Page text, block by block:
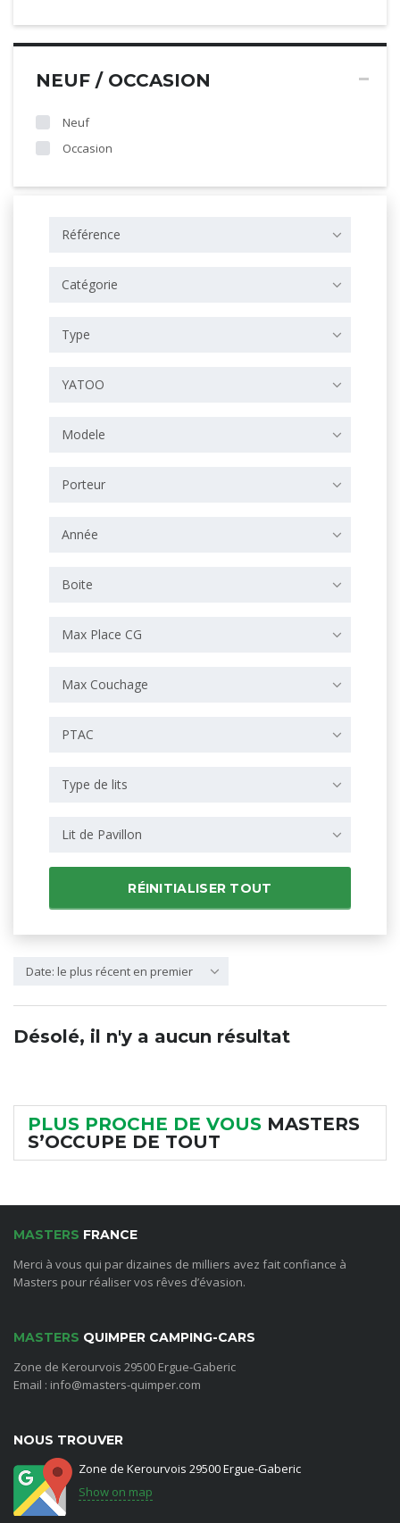
NEUF / OCCASION
Neuf
Occasion
Référence
Catégorie
Type
YATOO
Modele
Porteur
Année
Boite
Max Place CG
Max Couchage
PTAC
Type de lits
Lit de Pavillon
RÉINITIALISER TOUT
Date: le plus récent en premier
Désolé, il n'y a aucun résultat
PLUS PROCHE DE VOUS MASTERS
S’OCCUPE DE TOUT
MASTERS FRANCE
Merci à vous qui par dizaines de milliers avez fait confiance à
Masters pour réaliser vos rêves d’évasion.
MASTERS QUIMPER CAMPING-CARS
Zone de Kerourvois 29500 Ergue-Gaberic
Email : info@masters-quimper.com
NOUS TROUVER
Zone de Kerourvois 29500 Ergue-Gaberic
Show on map